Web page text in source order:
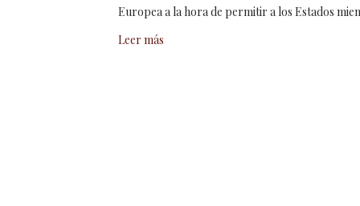
Europea a la hora de permitir a los Estados
Leer más